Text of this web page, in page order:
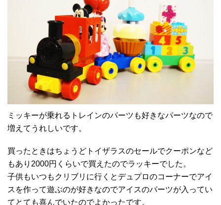
ミッキーが乗れるトレインのパーツも好きなパーツなので
増えてうれしいです。
買ったときはちょうどトイザラスのセールでクーポンなど
もあり2000円くらいで買えたのでラッキーでした。
子供もいつもクリブリに行くとデュプロのコーナーでアイ
スを作って遊ぶのが好きなのでアイスのパーツが入ってい
てとても喜んでいたのでよかったです。